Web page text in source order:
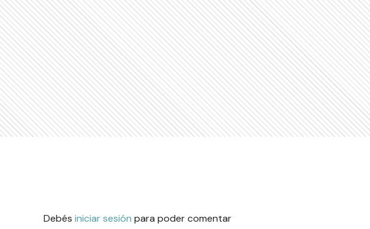
Debés iniciar sesión para poder comentar